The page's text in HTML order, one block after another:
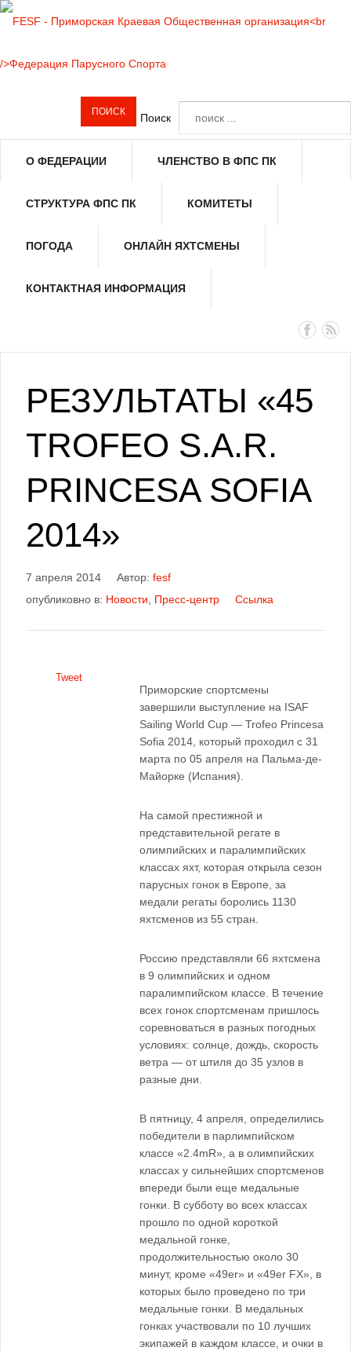
Поиск
О ФЕДЕРАЦИИ ЧЛЕНСТВО В ФПС ПК
СТРУКТУРА ФПС ПК КОМИТЕТЫ
ПОГОДА ОНЛАЙН ЯХТСМЕНЫ
КОНТАКТНАЯ ИНФОРМАЦИЯ
РЕЗУЛЬТАТЫ «45
TROFEO S.A.R.
PRINCESA SOFIA
2014»
7 апреля 2014 Автор: fesf
опубликовно в: Новости Пресс-центр Ссылка
Tweet
Приморские спортсмены
завершили выступление на ISAF
Sailing World Cup — Trofeo Princesa
Sofia 2014, который проходил с 31
марта по 05 апреля на Пальма-де-
Майорке (Испания).
На самой престижной и
представительной регате в
олимпийских и паралимпийских
классах яхт, которая открыла сезон
парусных гонок в Европе, за
медали регаты боролись 1130
яхтсменов из 55 стран.
Россию представляли 66 яхтсмена
в 9 олимпийских и одном
паралимпийском классе. В течение
всех гонок спортсменам пришлось
соревноваться в разных погодных
условиях: солнце, дождь, скорость
ветра — от штиля до 35 узлов в
разные дни.
В пятницу, 4 апреля, определились
победители в парлимпийском
классе «2.4mR», а в олимпийских
классах у сильнейших спортсменов
впереди были еще медальные
гонки. В субботу во всех классах
прошло по одной короткой
медальной гонке,
продолжительностью около 30
минут, кроме «49er» и «49er FX», в
которых было проведено по три
медальные гонки. В медальных
гонках участвовали по 10 лучших
экипажей в каждом классе, и очки в